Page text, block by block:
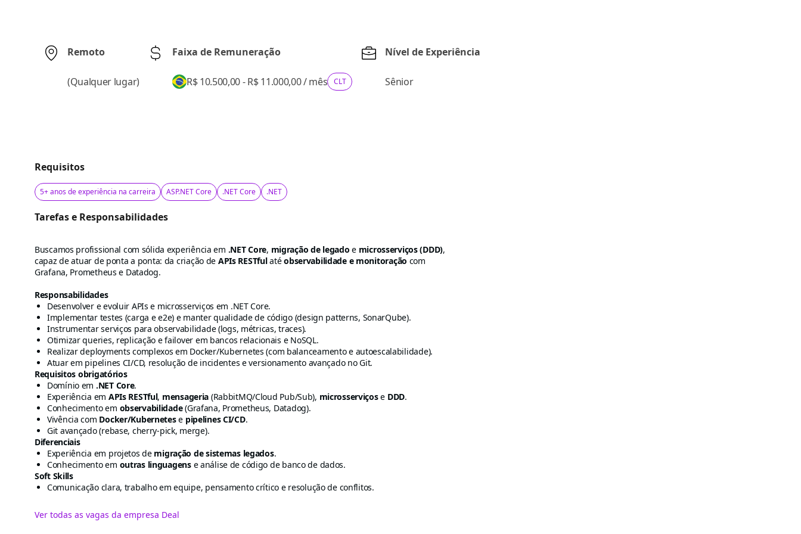
Remoto
(Qualquer lugar)
Faixa de Remuneração
R$ 10.500,00 - R$ 11.000,00/mês CLT
Nível de Experiência
Sênior
Requisitos
5+ anos de experiência na carreira ASP.NET Core .NET Core .NET
Tarefas e Responsabilidades
Buscamos profissional com sólida experiência em .NET Core, migração de legado e microsserviços (DDD),
capaz de atuar de ponta a ponta: da criação de APIs RESTfulatéobservabilidade e monitoração com
Grafana, Prometheus e Datadog.
Responsabilidades
Desenvolver e evoluir APIs e microsserviços em .NET Core.
Implementar testes (carga e e2e) e manter qualidade de código (design patterns, SonarQube).
Instrumentar serviços para observabilidade (logs, métricas, traces).
Otimizar queries, replicação e failover em bancos relacionais e NoSQL.
Realizar deployments complexos em Docker/Kubernetes (com balanceamento e autoescalabilidade).
Atuar em pipelines CI/CD, resolução de incidentes e versionamento avançado no Git.
Requisitos obrigatórios
Domínio em .NET Core.
Experiência em APIs RESTful, mensageria (RabbitMQ/Cloud Pub/Sub), microsserviçose DDD.
Conhecimento em observabilidade(Grafana, Prometheus, Datadog).
Vivência com Docker/Kubernetese pipelines CI/CD.
Git avançado (rebase, cherry-pick, merge).
Diferenciais
Experiência em projetos de migração de sistemas legados.
Conhecimento em outras linguagense análise de código de banco de dados.
Soft Skills
Comunicação clara, trabalho em equipe, pensamento crítico e resolução de conflitos.
Ver todas as vagas da empresa Deal